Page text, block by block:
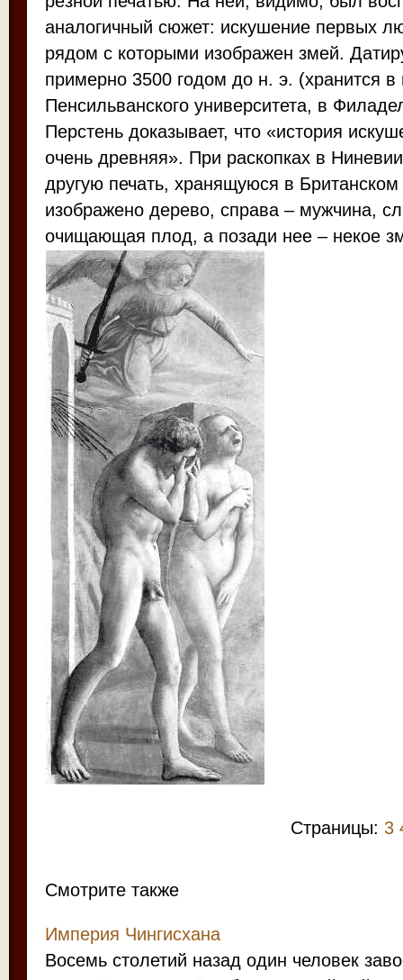
аналогичный сюжет: искушение первых
рядом с которыми изображен змей.
примерно 3500 годом до н. э. (хранится в
Пенсильванского университета, в
Перстень доказывает, что «история
очень древняя». При раскопках в
другую печать, хранящуюся в
изображено дерево, справа – мужчина,
очищающая плод, а позади нее – некое
Страницы: 3
Смотрите также
Империя Чингисхана
Восемь столетий назад один человек